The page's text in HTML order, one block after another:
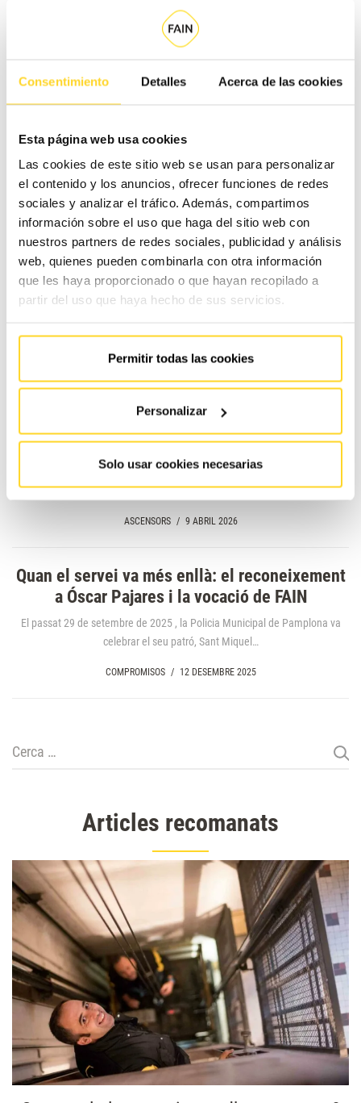
Consentimiento Detalles Acerca de las cookies
Esta página web usa cookies
Las cookies de este sitio web se usan para personalizar
el contenido y los anuncios, ofrecer funciones de redes
sociales y analizar el tráfico. Además, compartimos
información sobre el uso que haga del sitio web con
nuestros partners de redes sociales, publicidad y análisis
web, quienes pueden combinarla con otra información
que les haya proporcionado o que hayan recopilado a
partir del uso que haya hecho de sus servicios.
Permitir todas las cookies
Personalizar
Solo usar cookies necesarias
lideratge compartit, continuïtat i confiança en
FAIN (qui continuarà com a assessor del Consell…
ASCENSORS 10 ABRIL 2026
L’ascensor híbrid amb «etiqueta eco»: així és
ION Green, la revolució eficient a edificis
La mobilitat urbana ja ha canviat. Avui parlem de cotxes híbrids, etiquetes
“eco” i eficiència energètica com a criteris clau…
ASCENSORS / 9 ABRIL 2026
Quan el servei va més enllà: el reconeixement
a Óscar Pajares i la vocació de FAIN
El passat 29 de setembre de 2025 , la Policia Municipal de Pamplona va
celebrar el seu patró, Sant Miquel…
COMPROMISOS / 12 DESEMBRE 2025
Cerca:
Articles recomanats